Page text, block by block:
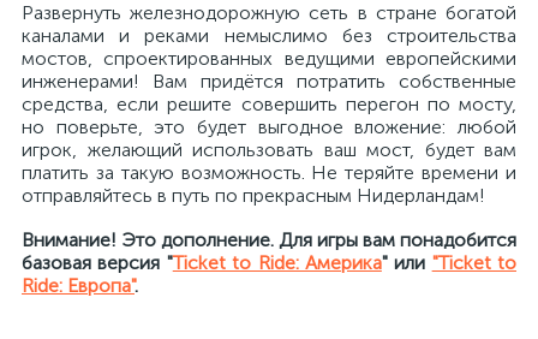
Развернуть железнодорожную сеть в стране богатой
каналами и реками немыслимо без строительства
мостов, спроектированных ведущими европейскими
инженерами! Вам придётся потратить собственные
средства, если решите совершить перегон по мосту,
но поверьте, это будет выгодное вложение: любой
игрок, желающий использовать ваш мост, будет вам
платить за такую возможность. Не теряйте времени и
отправляйтесь в путь по прекрасным Нидерландам!
Внимание! Это дополнение. Для игры вам понадобится
базовая версия "Ticket to Ride: Америка" или "Ticket to
Ride: Европа".